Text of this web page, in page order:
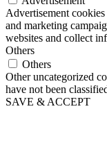
Advertisement
and marketing
websites and collect
Others
Others
Other uncategorized
have not been
SAVE & ACCEPT